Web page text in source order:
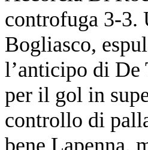
controfuga 3-3.
Bogliasco,
l’anticipo di De
per il gol in
controllo di
bene Lapenna,